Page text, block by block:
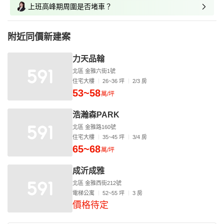
上班高峰期周圍是否堵車？
附近同價新建案
力天品翰
北區 金雅六街1號
住宅大樓
26~36 坪 2/3 房
53~58萬/坪
浩瀚森PARK
北區 金雅路160號
住宅大樓
35~45 坪 3/4 房
65~68萬/坪
成沂成雅
北區 金雅西街212號
電梯公寓
52~55 坪 3 房
價格待定